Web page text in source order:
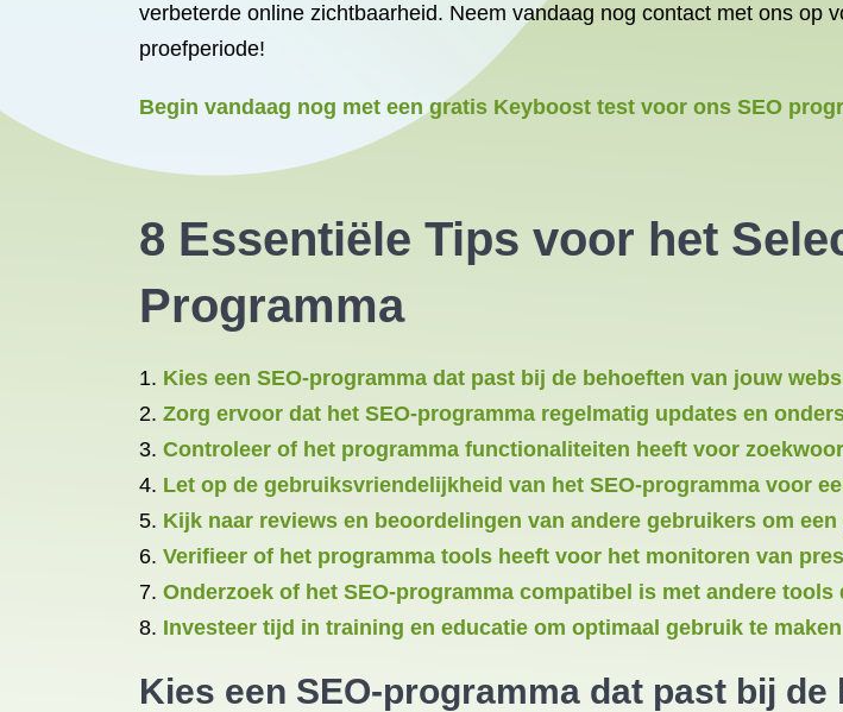
verbeterde online zichtbaarheid. Neem vandaag nog contact met ons op
proefperiode!
Begin vandaag nog met een gratis Keyboost test voor ons SEO
8 Essentiële Tips voor het
Programma
Kies een SEO-programma dat past bij de behoeften van jouw
Zorg ervoor dat het SEO-programma regelmatig updates en
Controleer of het programma functionaliteiten heeft voor
Let op de gebruiksvriendelijkheid van het SEO-programma voor
Kijk naar reviews en beoordelingen van andere gebruikers om
Verifieer of het programma tools heeft voor het monitoren van
Onderzoek of het SEO-programma compatibel is met andere tools
Investeer tijd in training en educatie om optimaal gebruik te
Kies een SEO-programma dat past bij